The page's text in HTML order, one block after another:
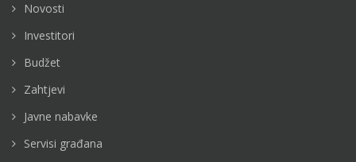
Novosti
Investitori
Budžet
Zahtjevi
Javne nabavke
Servisi građana